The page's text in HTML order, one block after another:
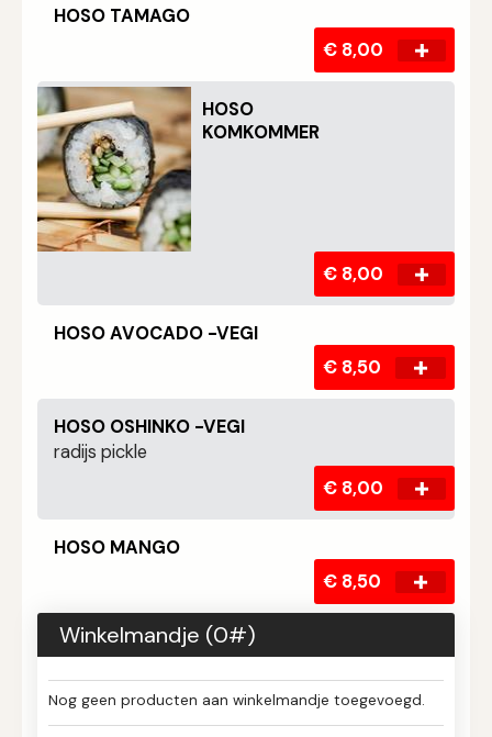
HOSO TAMAGO
€ 8,00
HOSO
KOMKOMMER
€ 8,00
HOSO AVOCADO -VEGI
€ 8,50
HOSO OSHINKO -VEGI
radijs pickle
€ 8,00
HOSO MANGO
€ 8,50
Winkelmandje (0#)
Nog geen producten aan winkelmandje toegevoegd.